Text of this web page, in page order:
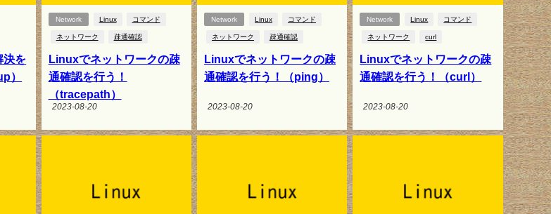
決を
）
Network Linux コマンド
ネットワーク 疎通確認
Linuxでネットワークの疎
通確認を行う！
（tracepath）
2023-08-20
Network Linux コマンド
ネットワーク 疎通確認
Linuxでネットワークの疎
通確認を行う！（ping）
2023-08-20
Network Linux コマンド
ネットワーク curl
Linuxでネットワークの疎
通確認を行う！（curl）
2023-08-20